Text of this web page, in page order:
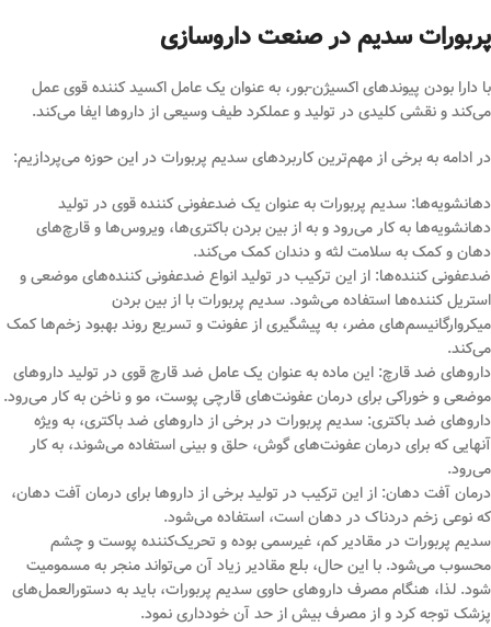
پربورات سدیم در صنعت داروسازی
با دارا بودن پیوندهای اکسیژن-بور، به عنوان یک عامل اکسید کننده قوی عمل
می‌کند و نقشی کلیدی در تولید و عملکرد طیف وسیعی از داروها ایفا می‌کند.
در ادامه به برخی از مهم‌ترین کاربردهای سدیم پربورات در این حوزه می‌پردازیم:
دهانشویه‌ها: سدیم پربورات به عنوان یک ضدعفونی کننده قوی در تولید
دهانشویه‌ها به کار می‌رود و به از بین بردن باکتری‌ها، ویروس‌ها و قارچ‌های
دهان و کمک به سلامت لثه و دندان کمک می‌کند.
ضدعفونی کننده‌ها: از این ترکیب در تولید انواع ضدعفونی کننده‌های موضعی و
استریل کننده‌ها استفاده می‌شود. سدیم پربورات با از بین بردن
میکروارگانیسم‌های مضر، به پیشگیری از عفونت و تسریع روند بهبود زخم‌ها کمک
می‌کند.
داروهای ضد قارچ: این ماده به عنوان یک عامل ضد قارچ قوی در تولید داروهای
موضعی و خوراکی برای درمان عفونت‌های قارچی پوست، مو و ناخن به کار می‌رود.
داروهای ضد باکتری: سدیم پربورات در برخی از داروهای ضد باکتری، به ویژه
آنهایی که برای درمان عفونت‌های گوش، حلق و بینی استفاده می‌شوند، به کار
می‌رود.
درمان آفت دهان: از این ترکیب در تولید برخی از داروها برای درمان آفت دهان،
که نوعی زخم دردناک در دهان است، استفاده می‌شود.
سدیم پربورات در مقادیر کم، غیرسمی بوده و تحریک‌کننده پوست و چشم
محسوب می‌شود. با این حال، بلع مقادیر زیاد آن می‌تواند منجر به مسمومیت
شود. لذا، هنگام مصرف داروهای حاوی سدیم پربورات، باید به دستورالعمل‌های
پزشک توجه کرد و از مصرف بیش از حد آن خودداری نمود.